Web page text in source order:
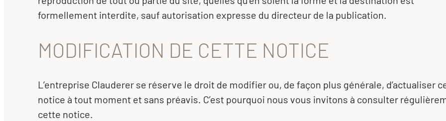
formellement interdite, sauf autorisation expresse du directeur de la publication.
MODIFICATION DE CETTE NOTICE
L’entreprise Clauderer se réserve le droit de modifier ou, de façon plus générale, d’actualiser
notice à tout moment et sans préavis. C’est pourquoi nous vous invitons à consulter
cette notice.